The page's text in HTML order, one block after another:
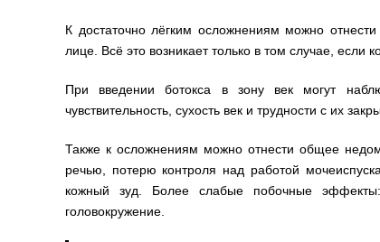
К достаточно лёгким осложнениям можно
лице. Всё это возникает только в том случае, если
При введении ботокса в зону век могут
чувствительность, сухость век и трудности с их
Также к осложнениям можно отнести общее
речью, потерю контроля над работой
кожный зуд. Более слабые побочные
головокружение.